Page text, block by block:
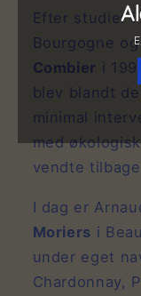
Efter studier
Bourgogne
Combier i
blev blandt
minimal
med
vendte
I dag er
Moriers i
under eget
Chardonnay,